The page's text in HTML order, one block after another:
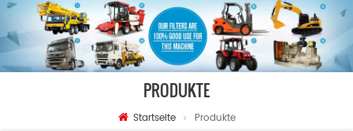
PRODUKTE
Startseite Produkte